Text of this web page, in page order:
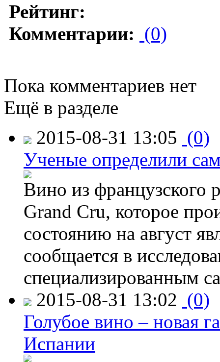
Рейтинг:
Комментарии: (0)
Пока комментариев нет
Ещё в разделе
2015-08-31 13:05 (0)
Ученые определили
Вино из французского
Grand Cru, которое
состоянию на август
сообщается в
специализированным
2015-08-31 13:02 (0)
Голубое вино – новая
Испании